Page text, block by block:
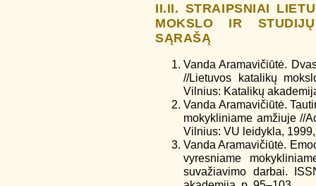
II.II. STRAIPSNIAI
MOKSLO IR STUDIJŲ
SĄRAŠĄ
Vanda Aramavičiūtė.
//Lietuvos katalikų
Vilnius: Katalikų
Vanda Aramavičiūtė.
mokykliniame amžiuje //
Vilnius: VU leidykla,
Vanda Aramavičiūtė.
vyresniame
suvažiavimo darbai.